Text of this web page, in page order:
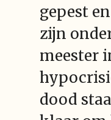
gepest
zijn
meester
dood